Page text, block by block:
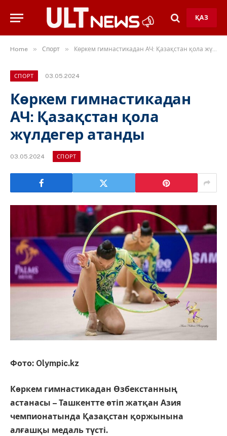
ҚАЗ
Home » Спорт » Көркем гимнастикадан АЧ: Қазақстан қола жүлдегер атанды
СПОРТ 03.05.2024
Көркем гимнастикадан
АЧ: Қазақстан қола
жүлдегер атанды
03.05.2024 СПОРТ
Фото: Olympic.kz
Көркем гимнастикадан Өзбекстанның
астанасы – Ташкентте өтіп жатқан Азия
чемпионатында Қазақстан қоржынына
алғашқы медаль түсті.